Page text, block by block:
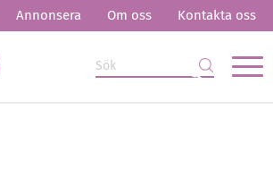
Annonsera Om oss Kontakta oss